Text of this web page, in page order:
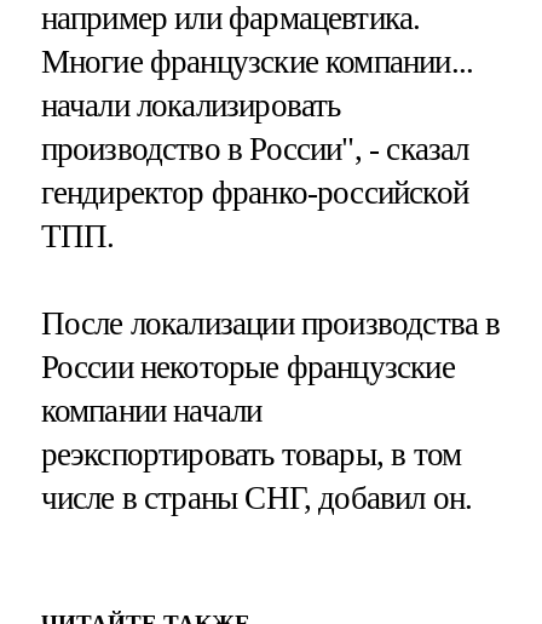
например или фармацевтика.
Многие французские компании...
начали локализировать
производство в России", - сказал
гендиректор франко-российской
ТПП.
После локализации производства в
России некоторые французские
компании начали
реэкспортировать товары, в том
числе в страны СНГ, добавил он.